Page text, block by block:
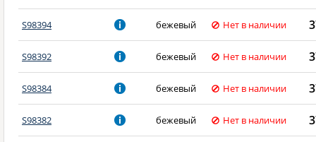
S98394 бежевый Нет в наличии
S98392 бежевый Нет в наличии
S98384 бежевый Нет в наличии
S98382 бежевый Нет в наличии